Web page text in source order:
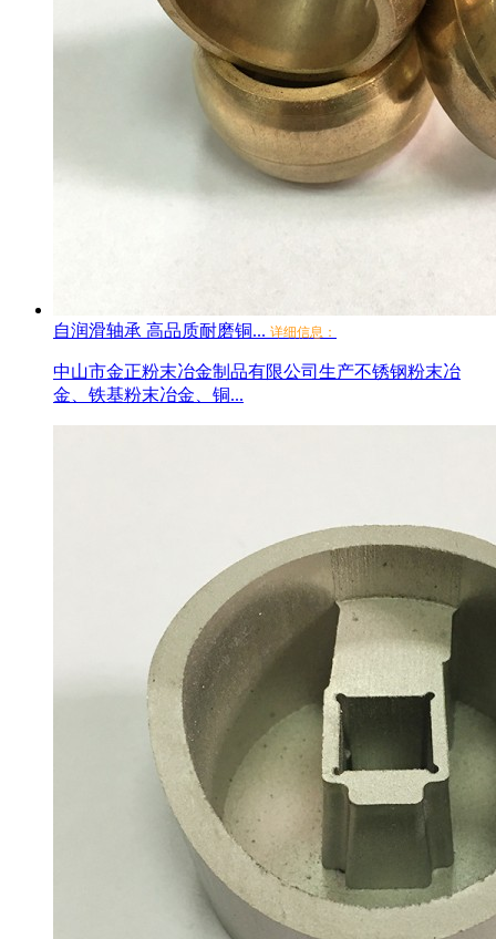
自润滑轴承 高品质耐磨铜... 详细信息：
中山市金正粉末冶金制品有限公司生产不锈钢粉末冶
金、铁基粉末冶金、铜...